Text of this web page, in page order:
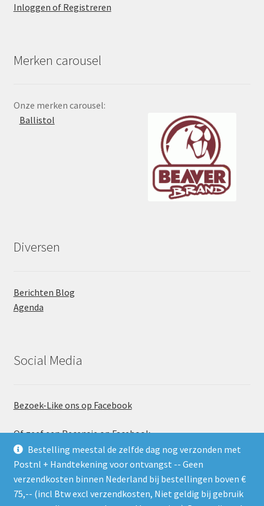
Bestelling meestal de zelfde dag nog verzonden met
Postnl + Handtekening voor ontvangst -- Geen
verzendkosten binnen Nederland bij bestellingen boven €
75,-- (incl Btw excl verzendkosten, Niet geldig bij gebruik
Inloggen of Registreren
Merken carousel
Onze merken carousel:
Ballistol
Diversen
Berichten Blog
Agenda
Social Media
Bezoek-Like ons op Facebook
Of geef een Recensie op Facebook